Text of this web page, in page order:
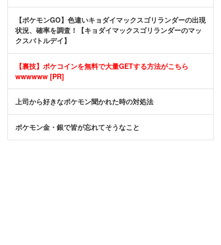
【ポケモンGO】色違いキョダイマックスゴリランダーの出現
状況、確率を調査！【キョダイマックスゴリランダーのマッ
クスバトルデイ】
【裏技】ポケコインを無料で大量GETする方法がこちら
wwwwww [PR]
上司から好きなポケモン聞かれた時の対処法
ポケモン金・銀で皆が忘れてそうなこと